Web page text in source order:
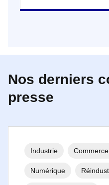
Nos derniers
presse
Industrie
Numérique